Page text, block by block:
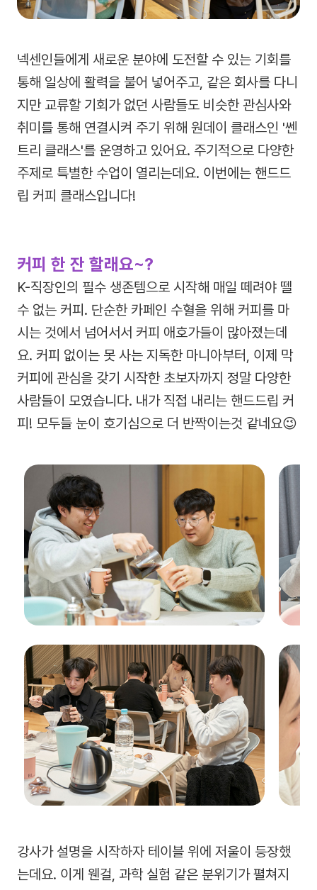
넥센인들에게 새로운 분야에 도전할 수 있는 기회를
통해 일상에 활력을 불어 넣어주고, 같은 회사를 다니
지만 교류할 기회가 없던 사람들도 비슷한 관심사와
취미를 통해 연결시켜 주기 위해 원데이 클래스인 '쎈
트리 클래스'를 운영하고 있어요. 주기적으로 다양한
주제로 특별한 수업이 열리는데요. 이번에는 핸드드
립 커피 클래스입니다!
커피 한 잔 할래요~?
K-직장인의 필수 생존템으로 시작해 매일 떼려야 뗄
수 없는 커피. 단순한 카페인 수혈을 위해 커피를 마
시는 것에서 넘어서서 커피 애호가들이 많아졌는데
요. 커피 없이는 못 사는 지독한 마니아부터, 이제 막
커피에 관심을 갖기 시작한 초보자까지 정말 다양한
사람들이 모였습니다. 내가 직접 내리는 핸드드립 커
피! 모두들 눈이 호기심으로 더 반짝이는것 같네요😉
강사가 설명을 시작하자 테이블 위에 저울이 등장했
는데요. 이게 웬걸, 과학 실험 같은 분위기가 펼쳐지